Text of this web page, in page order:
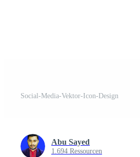
Social-Media-Vektor-Icon-Design
Abu Sayed
1.694 Ressourcen